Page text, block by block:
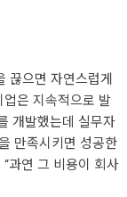
끊으면 자연스럽게
은 지속적으로 발
개발했는데 실무자
만족시키면 성공한
과연 그 비용이 회사